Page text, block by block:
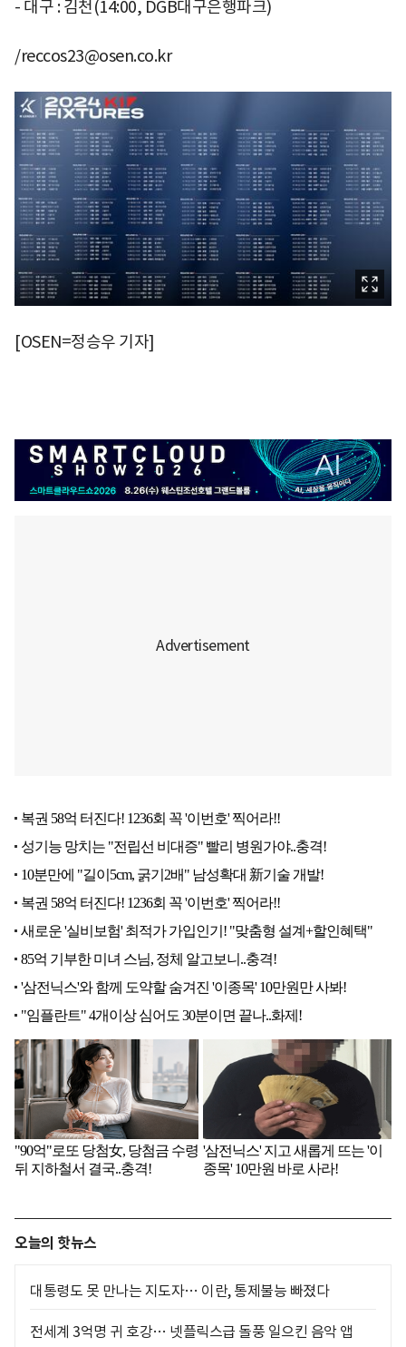
- 대구 : 김천(14:00, DGB대구은행파크)
/reccos23@osen.co.kr
[OSEN=정승우 기자]
오늘의 핫뉴스
대통령도 못 만나는 지도자… 이란, 통제불능 빠졌다
전세계 3억명 귀 호강… 넷플릭스급 돌풍 일으킨 음악 앱